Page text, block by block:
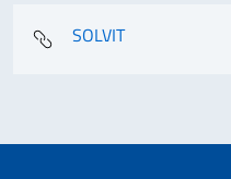
SOLVIT